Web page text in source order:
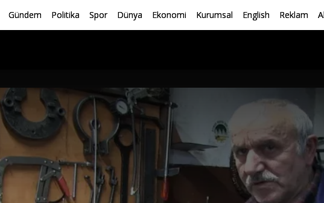
Gündem Politika Spor Dünya Ekonomi Kurumsal English Reklam